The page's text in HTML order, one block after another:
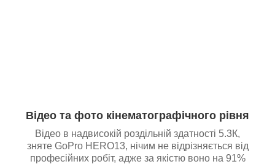
Відео та фото кінематографічного рівня
Відео в надвисокій роздільній здатності 5.3К,
зняте GoPro HERO13, нічим не відрізняється від
професійних робіт, адже за якістю воно на 91%